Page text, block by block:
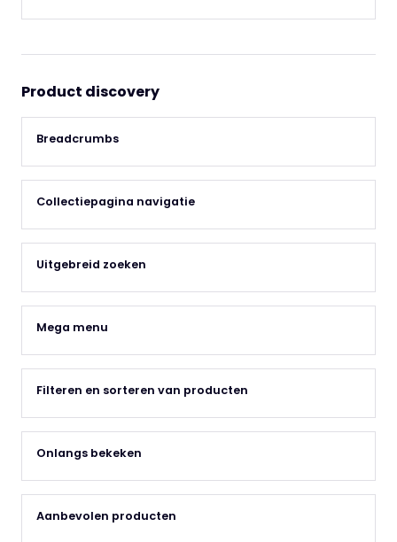
Product discovery
Breadcrumbs
Collectiepagina navigatie
Uitgebreid zoeken
Mega menu
Filteren en sorteren van producten
Onlangs bekeken
Aanbevolen producten